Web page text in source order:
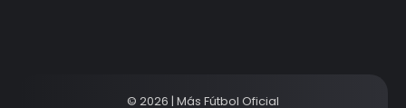
© 2026 | Más Fútbol Oficial